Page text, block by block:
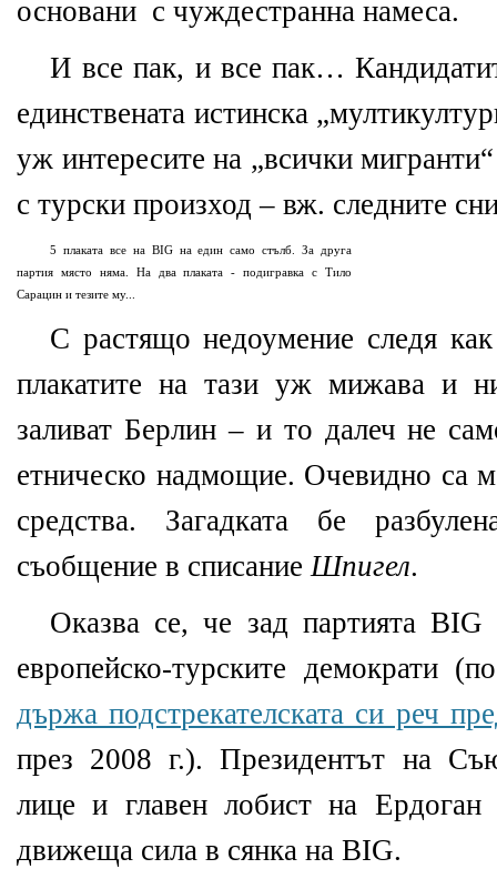
основани с чуждестранна намеса.
И все пак, и все пак…
единствената истинска
уж интересите на „всички
с турски произход – вж. следните
5 плаката все на BIG на един само стълб. За друга
партия място няма. На два плаката - подигравка с Тило
Сарацин и тезите му...
С растящо недоумение следя
плакатите на тази уж мижава и
заливат Берлин – и то далеч не
етническо надмощие. Очевидно са
средства. Загадката бе
съобщение в списаниеШпигел.
Оказва се, че зад партията
европейско-турските демократи
държа подстрекателската си реч
през 2008 г.). Президентът на
лице и главен лобист на Ердоган
движеща сила в сянка на BIG.